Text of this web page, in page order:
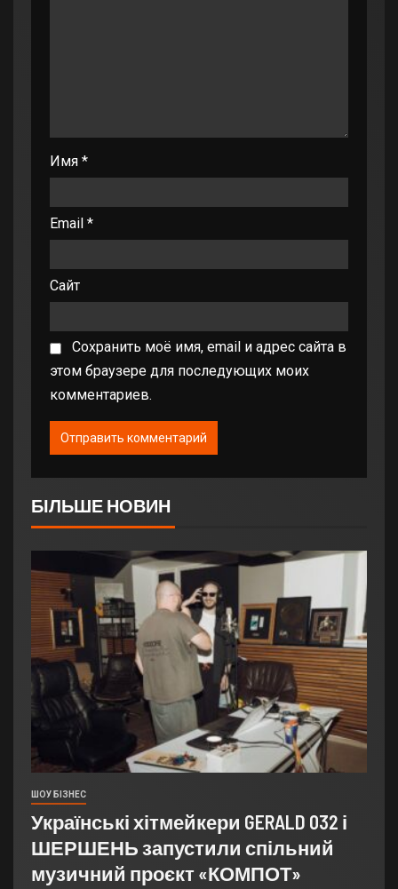
Имя *
Email *
Сайт
Сохранить моё имя, email и адрес сайта в
этом браузере для последующих моих
комментариев.
БІЛЬШЕ НОВИН
ШОУ БІЗНЕС
Українські хітмейкери GERALD 032 і
ШЕРШЕНЬ запустили спільний
музичний проєкт «КОМПОТ»